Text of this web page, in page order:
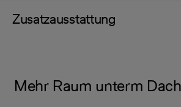
Zusatzausstattung
Mehr Raum unterm Dach